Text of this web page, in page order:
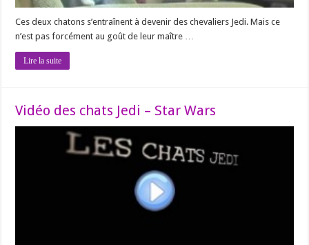
Ces deux chatons s’entraînent à devenir des chevaliers Jedi. Mais ce
n’est pas forcément au goût de leur maître …
Lire la suite
Vidéo des chats Jedi – Star Wars